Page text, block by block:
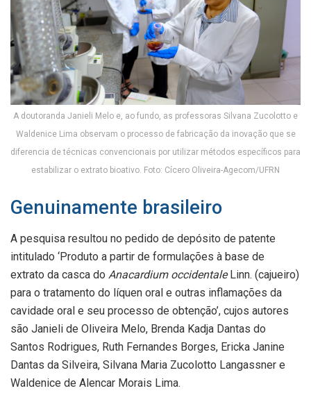
A doutoranda Janieli Melo e, ao fundo, as professoras Silvana Zucolotto e
Waldenice Lima observam o processo de fabricação da inovação que se
diferencia de técnicas convencionais por utilizar métodos específicos para
estabilizar o extrato bioativo. Foto: Cícero Oliveira-Agecom/UFRN
Genuinamente brasileiro
A pesquisa resultou no pedido de depósito de patente
intitulado ‘Produto a partir de formulações à base de
extrato da casca do Anacardium occidentaleLinn. (cajueiro)
para o tratamento do líquen oral e outras inflamações da
cavidade oral e seu processo de obtenção’, cujos autores
são Janieli de Oliveira Melo, Brenda Kadja Dantas do
Santos Rodrigues, Ruth Fernandes Borges, Ericka Janine
Dantas da Silveira, Silvana Maria Zucolotto Langassner e
Waldenice de Alencar Morais Lima.